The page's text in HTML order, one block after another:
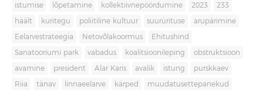
istumise lõpetamine kollektiivnepöördumine 2023 233
häält kuritegu poliitiline kultuur suurürituse arupärimine
Eelarvestrateegia Netovõlakoormus Ehitushind
Sanatooriumi park vabadus koalitsioonileping obstruktsioon
avamine president Alar Karis avalik istung purskkaev
Riia tänav linnaeelarve kärped muudatusettepanekud